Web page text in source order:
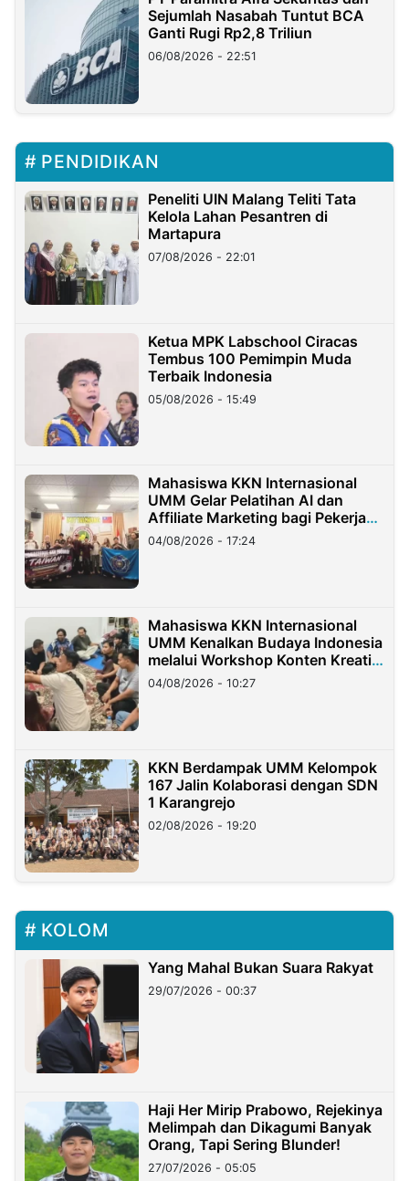
Sejumlah Nasabah Tuntut BCA
Ganti Rugi Rp2,8 Triliun
06/08/2026 - 22:51
PENDIDIKAN
Peneliti UIN Malang Teliti Tata
Kelola Lahan Pesantren di
Martapura
07/08/2026 - 22:01
Ketua MPK Labschool Ciracas
Tembus 100 Pemimpin Muda
Terbaik Indonesia
05/08/2026 - 15:49
Mahasiswa KKN Internasional
UMM Gelar Pelatihan AI dan
Affiliate Marketing bagi Pekerja
Migran Indonesia di Taiwan
04/08/2026 - 17:24
Mahasiswa KKN Internasional
UMM Kenalkan Budaya Indonesia
melalui Workshop Konten Kreatif
di Taiwan
04/08/2026 - 10:27
KKN Berdampak UMM Kelompok
167 Jalin Kolaborasi dengan SDN
1 Karangrejo
02/08/2026 - 19:20
KOLOM
Yang Mahal Bukan Suara Rakyat
29/07/2026 - 00:37
Haji Her Mirip Prabowo, Rejekinya
Melimpah dan Dikagumi Banyak
Orang, Tapi Sering Blunder!
27/07/2026 - 05:05